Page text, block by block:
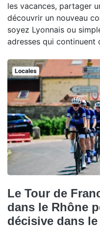
les vacances, partager
découvrir un nouveau
soyez Lyonnais ou
adresses qui
Locales
Le Tour de
dans le Rhône
décisive dans